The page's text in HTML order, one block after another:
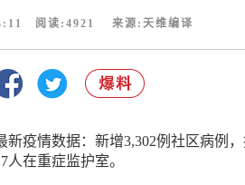
阅读: 4921 来源:天维编译
新疫情数据：新增3,302例社区病例
在重症监护室。